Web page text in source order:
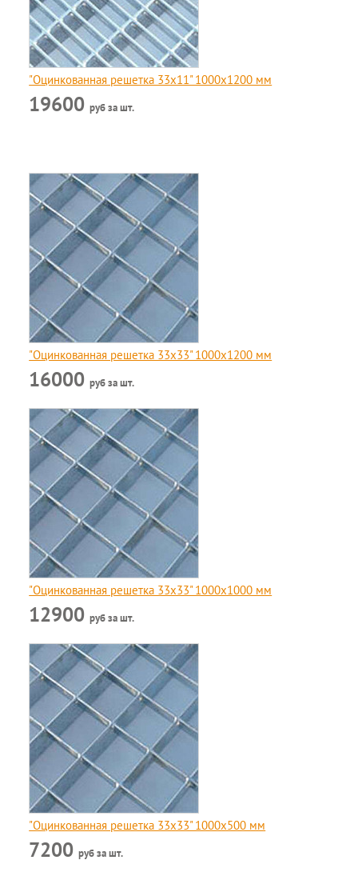
"Оцинкованная решетка 33х11" 1000х1200 мм
19600руб за шт.
"Оцинкованная решетка 33x33" 1000х1200 мм
16000руб за шт.
"Оцинкованная решетка 33x33" 1000х1000 мм
12900руб за шт.
"Оцинкованная решетка 33x33" 1000х500 мм
7200руб за шт.